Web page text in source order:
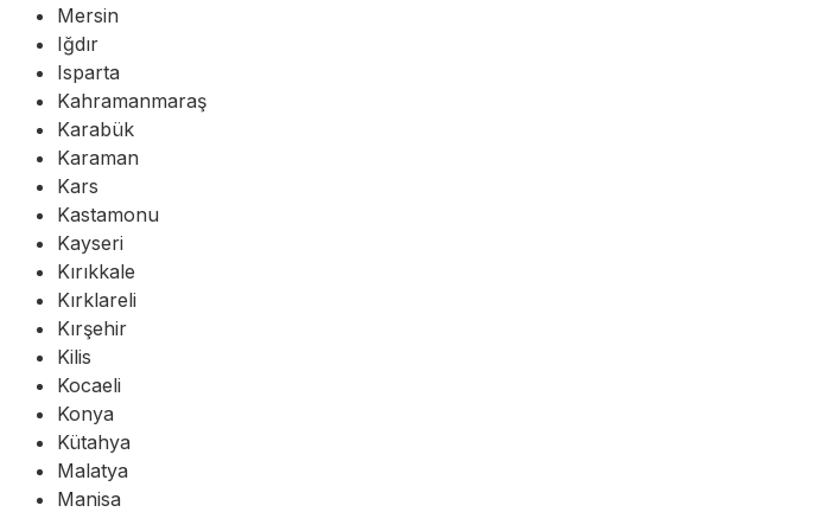
Mersin
Iğdır
Isparta
Kahramanmaraş
Karabük
Karaman
Kars
Kastamonu
Kayseri
Kırıkkale
Kırklareli
Kırşehir
Kilis
Kocaeli
Konya
Kütahya
Malatya
Manisa